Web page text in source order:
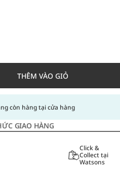
THÊM VÀO GIỎ
còn hàng tại cửa hàng
GIAO HÀNG
Click &
Collect tại
Watsons